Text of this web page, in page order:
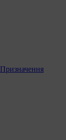
Призначення